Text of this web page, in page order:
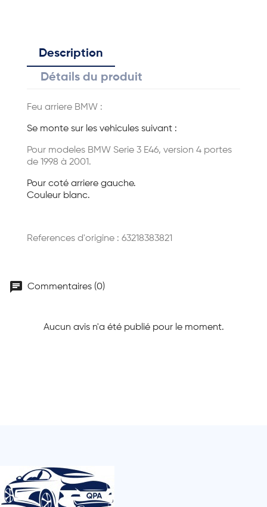
Description
Détails du produit
Feu arriere BMW :
Se monte sur les vehicules suivant :
Pour modeles BMW Serie 3 E46, version 4 portes
de 1998 à 2001.
Pour coté arriere gauche.
Couleur blanc.
References d'origine : 63218383821
chat Commentaires (0)
Aucun avis n'a été publié pour le moment.